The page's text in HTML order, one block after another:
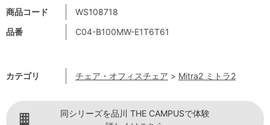
商品コード
WS108718
品番
C04-B100MW-E1T6T61
カテゴリ チェア・オフィスチェア > Mitra2 ミトラ2
同シリーズを品川 THE CAMPUSで体験